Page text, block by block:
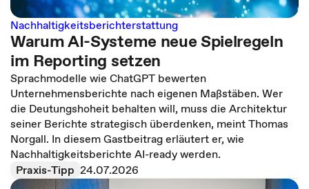
Nachhaltigkeitsberichterstattung
Warum AI-Systeme neue Spielregeln
im Reporting setzen
Sprachmodelle wie ChatGPT bewerten
Unternehmensberichte nach eigenen Maßstäben. Wer
die Deutungshoheit behalten will, muss die Architektur
seiner Berichte strategisch überdenken, meint Thomas
Norgall. In diesem Gastbeitrag erläutert er, wie
Nachhaltigkeitsberichte AI-ready werden.
Praxis-Tipp 24.07.2026